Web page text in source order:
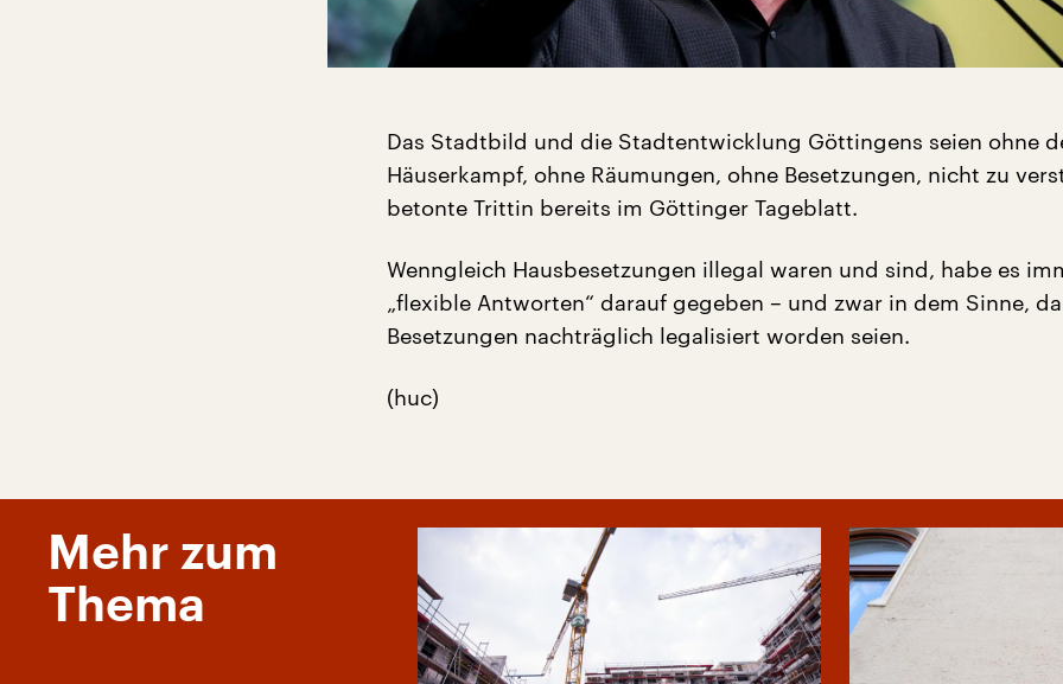
Das Stadtbild und die Stadtentwicklung Göttingens seien ohne
Häuserkampf, ohne Räumungen, ohne Besetzungen, nicht zu
betonte Trittin bereits im Göttinger Tageblatt.
Wenngleich Hausbesetzungen illegal waren und sind, habe es
„flexible Antworten“ darauf gegeben – und zwar in dem Sinne,
Besetzungen nachträglich legalisiert worden seien.
(huc)
Mehr zum
Thema